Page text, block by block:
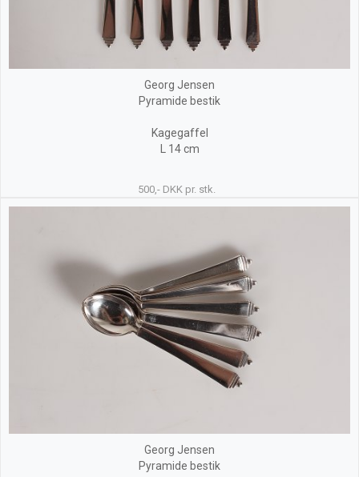
Georg Jensen
Pyramide bestik
Kagegaffel
L 14 cm
500,- DKK pr. stk.
Georg Jensen
Pyramide bestik